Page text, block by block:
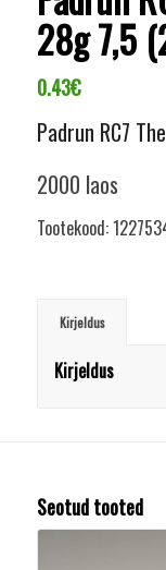
28g 7,5
0.43€
Padrun RC7
2000 laos
Tootekood:
Kirjeldus
Kirjeldus
Seotud tooted